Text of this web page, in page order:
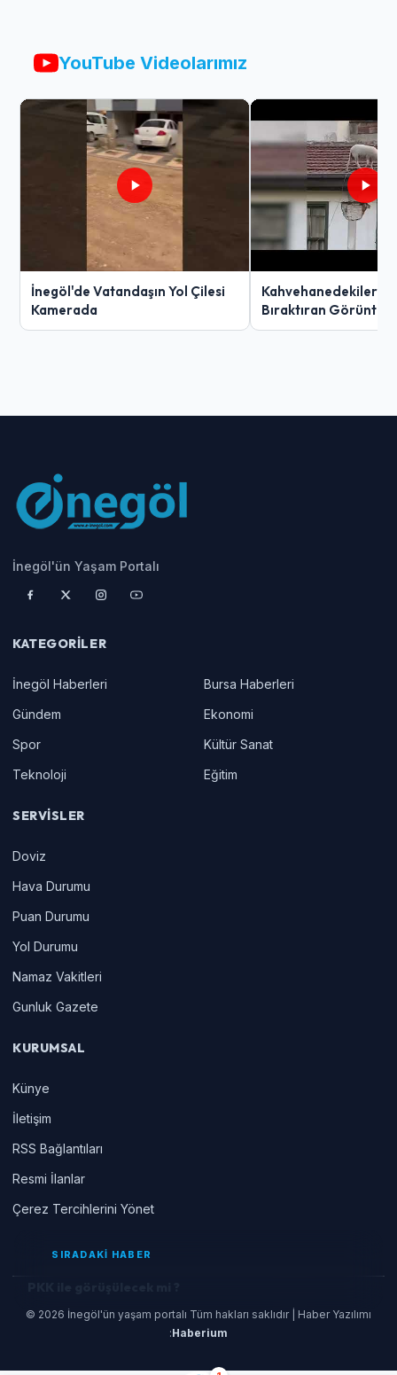
YouTube Videolarımız
İnegöl'de Vatandaşın Yol Çilesi
Kamerada
Kahvehanedekiler
Bıraktıran Görüntü!
İnegöl'ün Yaşam Portalı
KATEGORILER
İnegöl Haberleri
Bursa Haberleri
Gündem
Ekonomi
Spor
Kültür Sanat
Teknoloji
Eğitim
SERVISLER
Doviz
Hava Durumu
Puan Durumu
Yol Durumu
Namaz Vakitleri
Gunluk Gazete
KURUMSAL
Künye
İletişim
RSS Bağlantıları
Resmi İlanlar
Çerez Tercihlerini Yönet
© 2026 İnegöl'ün yaşam portalı Tüm hakları saklıdır | Haber Yazılımı
:Haberium
SIRADAKİ HABER